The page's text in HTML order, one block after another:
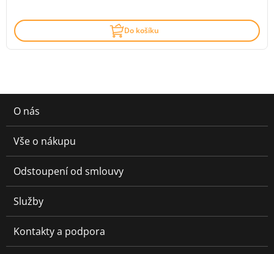
Do košíku
O nás
Vše o nákupu
Odstoupení od smlouvy
Služby
Kontakty a podpora